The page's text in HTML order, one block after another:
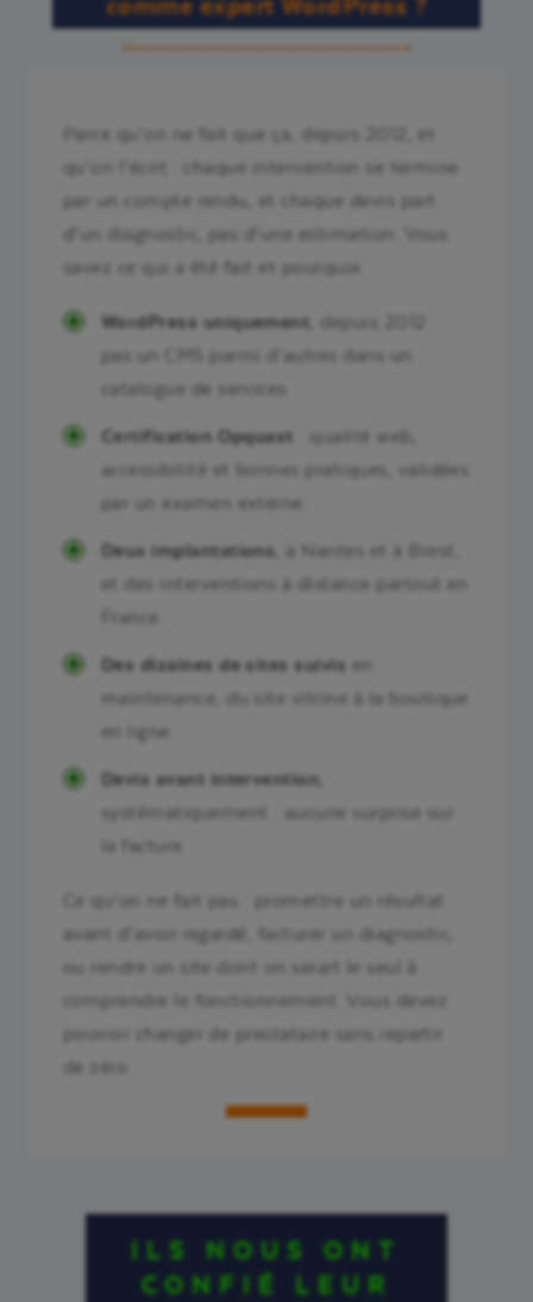
Parce qu’on ne fait que ça, depuis 2012, et
qu’on l’écrit : chaque intervention se termine
par un compte rendu, et chaque devis part
d’un diagnostic, pas d’une estimation. Vous
savez ce qui a été fait et pourquoi.
WordPress uniquement , depuis 2012 :
pas un CMS parmi d’autres dans un
catalogue de services.
Certification Opquast : qualité web,
accessibilité et bonnes pratiques, validées
par un examen externe.
Deux implantations , à Nantes et à Brest,
et des interventions à distance partout en
France.
Des dizaines de sites suivis en
maintenance, du site vitrine à la boutique
en ligne.
Devis avant intervention
systématiquement : aucune surprise sur
la facture.
Ce qu’on ne fait pas : promettre un résultat
avant d’avoir regardé, facturer un diagnostic,
ou rendre un site dont on serait le seul à
comprendre le fonctionnement. Vous devez
pouvoir changer de prestataire sans repartir
de zéro.
ILS NOUS ONT
CONFIÉ LEUR